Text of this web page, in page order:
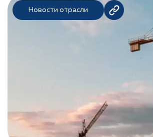
Новости отрасли